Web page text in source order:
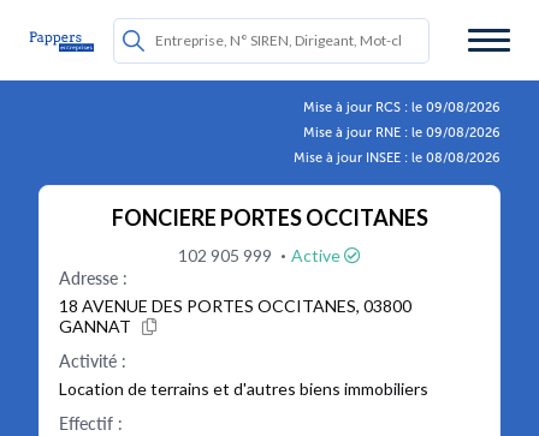
Mise à jour RCS : le 09/08/2026
Mise à jour RNE : le 09/08/2026
Mise à jour INSEE : le 08/08/2026
FONCIERE PORTES OCCITANES
102 905 999 · Active
Adresse :
18 AVENUE DES PORTES OCCITANES, 03800
GANNAT
Activité :
Location de terrains et d'autres biens immobiliers
Effectif :